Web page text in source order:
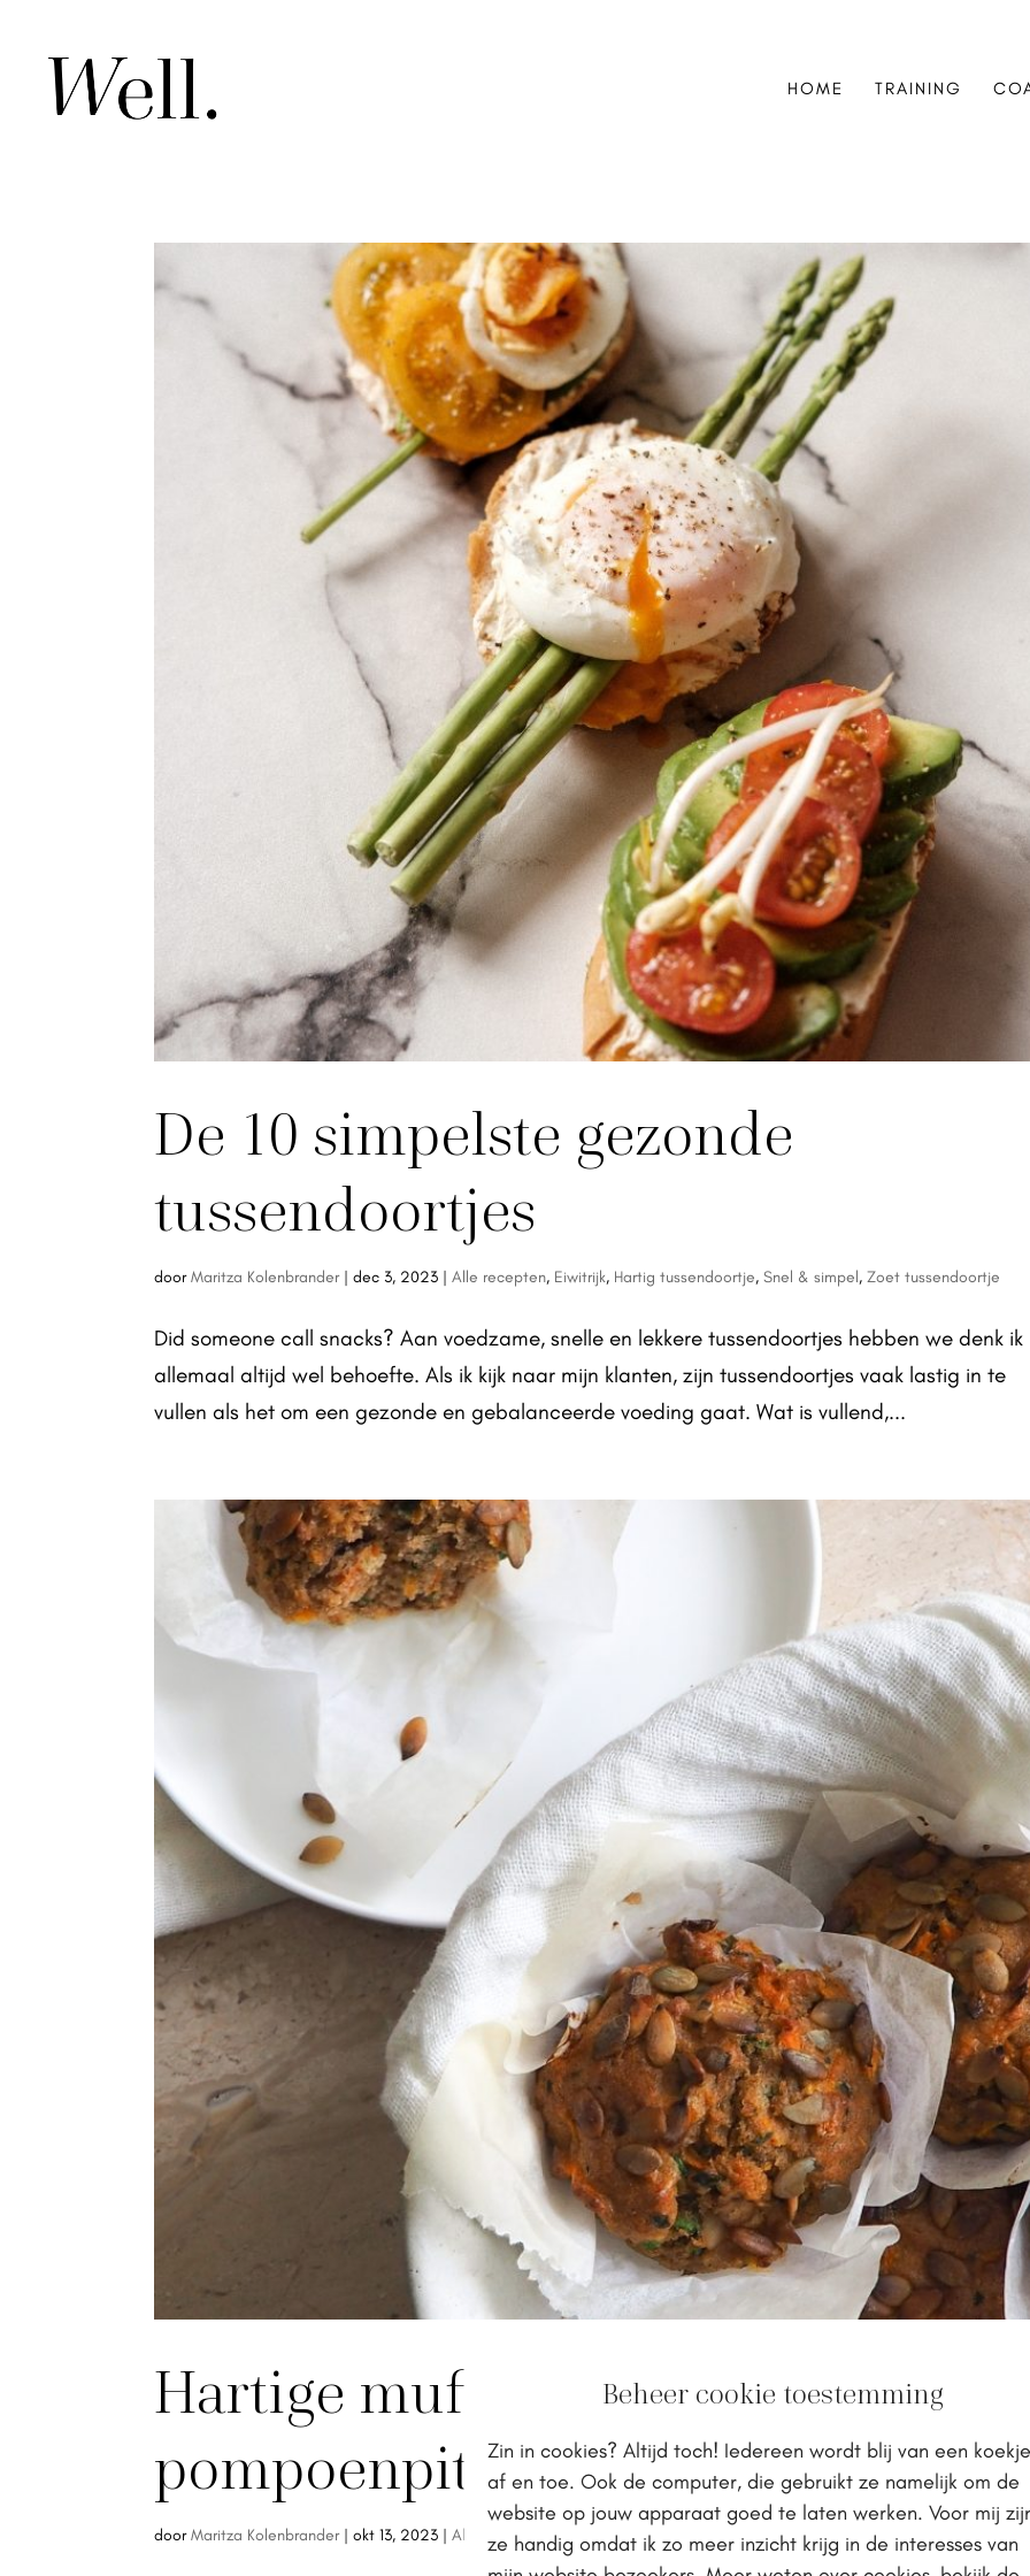
Beheer cookie toestemming
Zin in cookies? Altijd toch! Iedereen wordt blij van een koekje
af en toe. Ook de computer, die gebruikt ze namelijk om de
website op jouw apparaat goed te laten werken. Voor mij
ze handig omdat ik zo meer inzicht krijg in de interesses van
HOME TRAINING
De 10 simpelste gezonde
tussendoortjes
doorMaritza Kolenbrander|dec 3, 2023 |Alle recepten, Eiwitrijk, Hartig tussendoortje,Snel & simpel,Zoet tussendoortje
Did someone call snacks? Aan voedzame, snelle en lekkere tussendoortjes hebben we denk ik
allemaal altijd wel behoefte. Als ik kijk naar mijn klanten, zijn tussendoortjes vaak lastig in te
vullen als het om een gezonde en gebalanceerde voeding gaat. Wat is vullend,...
Hartige muffins met wortel en
pompoenpitten
doorMaritza Kolenbrander|okt 13, 2023 |Alle recepten ,Happy belly Hartig tussendoortje ,Mealprep